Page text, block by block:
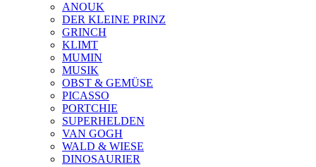
ANOUK
DER KLEINE PRINZ
GRINCH
KLIMT
MUMIN
MUSIK
OBST & GEMÜSE
PICASSO
PORTCHIE
SUPERHELDEN
VAN GOGH
WALD & WIESE
DINOSAURIER